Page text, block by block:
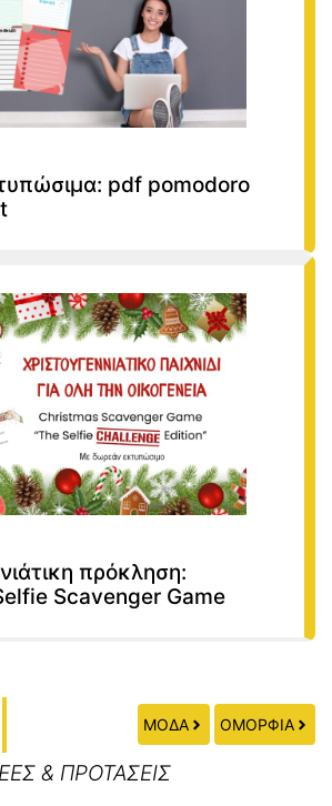
pdf pomodoro
πρόκληση:
Scavenger Game
ΜΟΔΑ ΟΜΟΡΦΙΑ
& ΠΡΟΤΑΣΕΙΣ